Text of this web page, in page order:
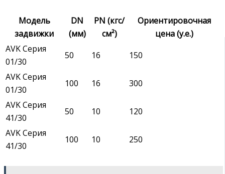
Модель
задвижки
DN
(мм)
PN (кгс/
см²)
Ориентировочная
цена (у.е.)
AVK Серия
01/30
50 16
150
AVK Серия
01/30
100 16
300
AVK Серия
41/30
50 10
120
AVK Серия
41/30
100 10 250